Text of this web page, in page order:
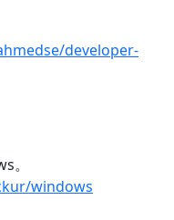
developer-
。
windows